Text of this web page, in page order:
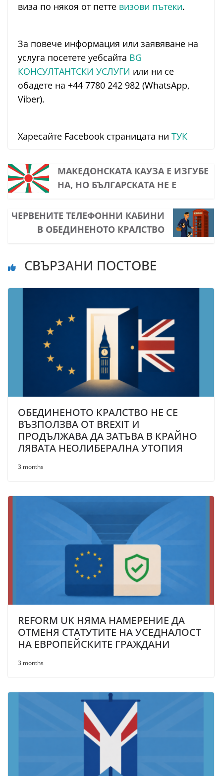
виза по някоя от петте визови пътеки.
За повече информация или заявяване на
услуга посетете уебсайта BG
КОНСУЛТАНТСКИ УСЛУГИ или ни се
обадете на +44 7780 242 982 (WhatsApp,
Viber).
Харесайте Facebook страницата ни ТУК
МАКЕДОНСКАТА КАУЗА Е ИЗГУБЕ
НА, НО БЪЛГАРСКАТА НЕ Е
ЧЕРВЕНИТЕ ТЕЛЕФОННИ КАБИНИ
В ОБЕДИНЕНОТО КРАЛСТВО
СВЪРЗАНИ ПОСТОВЕ
ОБЕДИНЕНОТО КРАЛСТВО НЕ СЕ
ВЪЗПОЛЗВА ОТ BREXIT И
ПРОДЪЛЖАВА ДА ЗАТЪВА В КРАЙНО
ЛЯВАТА НЕОЛИБЕРАЛНА УТОПИЯ
3 months
REFORM UK НЯМА НАМЕРЕНИЕ ДА
ОТМЕНЯ СТАТУТИТЕ НА УСЕДНАЛОСТ
НА ЕВРОПЕЙСКИТЕ ГРАЖДАНИ
3 months